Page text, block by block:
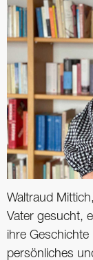
Waltraud
Vater gesucht,
ihre
persönliches